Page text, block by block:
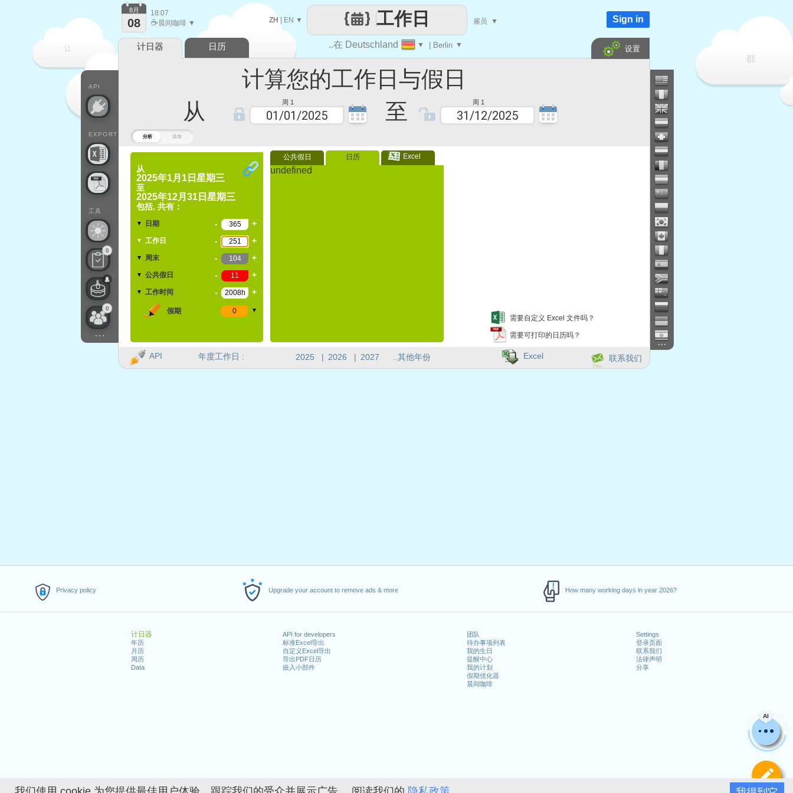
Privacy policy Upgrade your account to remove ads & more How many working days in year 2026?
计日器
年历
月历
周历
Data
API for developers
标准Excel导出
自定义Excel导出
导出PDF日历
嵌入小部件
团队
待办事项列表
我的生日
提醒中心
我的计划
假期优化器
晨间咖啡
Settings
登录页面
联系我们
法律声明
分享
分析 添加
计算您的工作日与假日
从
周 1 至 周 1
从
2025年1月1日星期三
至
2025年12月31日星期三
包括, 共有：
▼ 日期 - +
▼ 工作日 - +
▼ 周末 - +
▼ 公共假日 - +
▼ 工作时间 - +
假期 ▼
公共假日 日历 Excel
undefined
需要自定义 Excel 文件吗？
需要可打印的日历吗？
定
AI
让
都
..在 Deutschland ▼ | Berlin ▼
工作日
ZH | EN ▼ 雇员 ▼
API
EXPORT
工具
0
0
...
8月
08
18:07
☕晨间咖啡 ▼ Sign in
计日器 日历 设置
年度工作日 : 2025 | 2026 | 2027 ..其他年份
...
API 联系我们
Excel